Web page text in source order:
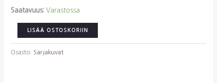
Saatavuus: Varastossa
Lewis:
Aidan
LISÄÄ OSTOSKORIIN
Osasto: Sarjakuvat